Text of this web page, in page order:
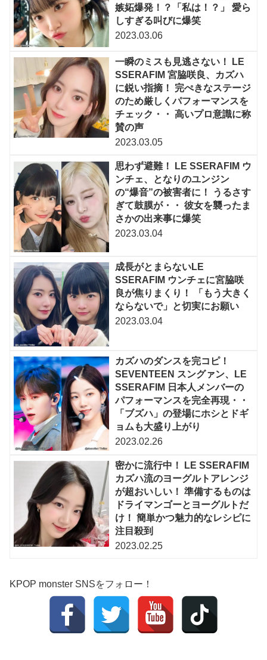
嫉妬爆発！？「私は！？」 愛ら
しすぎる叫びに爆笑
2023.03.06
一瞬のミスも見逃さない！ LE
SSERAFIM 宮脇咲良、カズハ
に鋭い指摘！ 完ぺきなステージ
のため厳しくパフォーマンスを
チェック・・ 高いプロ意識に称
賛の声
2023.03.05
思わず避難！ LE SSERAFIM ウ
ンチェ、となりのユンジン
の“爆音”の被害者に！ うるさす
ぎて鼓膜が・・ 彼女を襲ったま
さかの出来事に爆笑
2023.03.04
成長がとまらないLE
SSERAFIM ウンチェに宮脇咲
良が焦りまくり！ 「もう大きく
ならないで」と切実にお願い
2023.03.04
カズハのダンスを完コピ！
SEVENTEEN スングァン、LE
SSERAFIM 日本人メンバーの
パフォーマンスを完全再現・・
「ブズハ」の登場にホシとドギ
ョムも大盛り上がり
2023.02.26
密かに流行中！ LE SSERAFIM
カズハ流のヨーグルトアレンジ
が超おいしい！ 準備するものは
ドライマンゴーとヨーグルトだ
け！ 簡単かつ魅力的なレシピに
注目殺到
2023.02.25
KPOP monster SNSをフォロー！